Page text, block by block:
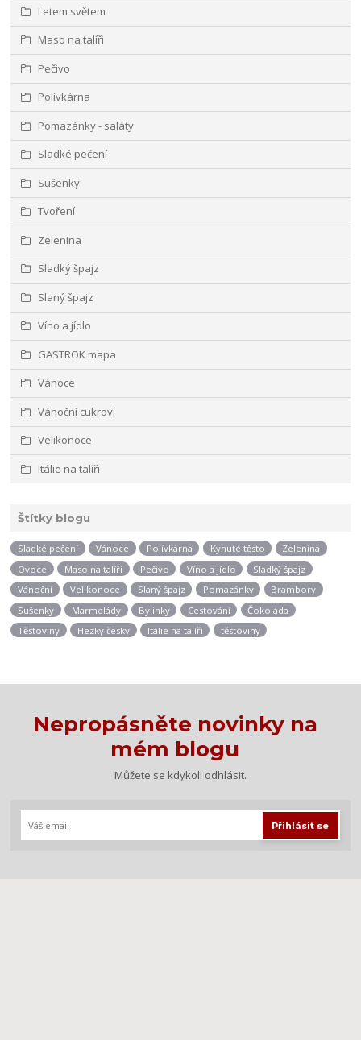
Letem světem
Maso na talíři
Pečivo
Polívkárna
Pomazánky - saláty
Sladké pečení
Sušenky
Tvoření
Zelenina
Sladký špajz
Slaný špajz
Víno a jídlo
GASTROK mapa
Vánoce
Vánoční cukroví
Velikonoce
Itálie na talíři
Štítky blogu
Sladké pečení Vánoce Polívkárna Kynuté těsto
Zelenina
Ovoce
Maso na talíři Pečivo Víno a jídlo
Sladký špajz
Vánoční
Velikonoce Slaný špajz Pomazánky
Brambory
Sušenky
Marmelády Bylinky Cestování
Čokoláda
Těstoviny
Hezky česky Itálie na talíři těstoviny
Nepropásněte novinky na
mém blogu
Můžete se kdykoli odhlásit.
Přihlásit se